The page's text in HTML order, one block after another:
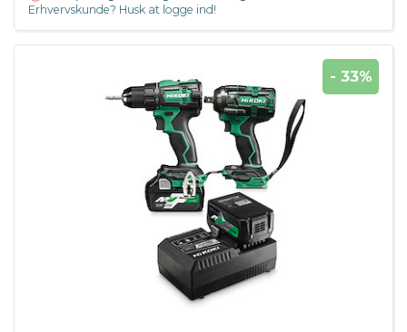
Erhvervskunde? Husk at logge ind!
- 33%